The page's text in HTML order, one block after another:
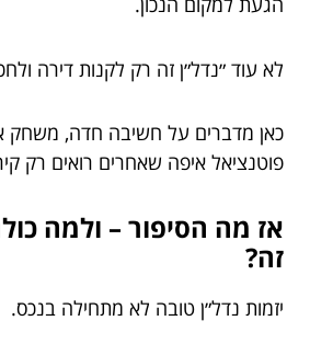
לא עוד ״נדל״ן זה רק לקנות דירה
כאן מדברים על חשיבה חדה, משחק
פוטנציאל איפה שאחרים רואים רק
אז מה הסיפור – ולמה
זה?
יזמות נדל״ן טובה לא מתחילה בנכס.